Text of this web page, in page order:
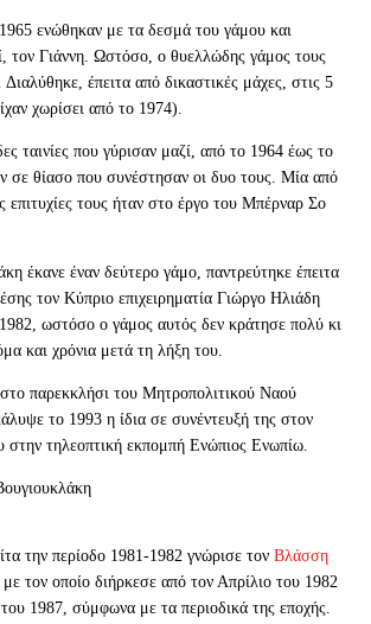
ενώθηκαν με τα δεσμά του γάμου και
τον Γιάννη. Ωστόσο, ο θυελλώδης γάμος τους
έπειτα από δικαστικές μάχες, στις 5
χωρίσει από το 1974).
ταινίες που γύρισαν μαζί, από το 1964 έως το
σε θίασο που συνέστησαν οι δυο τους. Μία από
επιτυχίες τους ήταν στο έργο του Μπέρναρ Σο
έκανε έναν δεύτερο γάμο, παντρεύτηκε έπειτα
τον Κύπριο επιχειρηματία Γιώργο Ηλιάδη
ωστόσο ο γάμος αυτός δεν κράτησε πολύ κι
και χρόνια μετά τη λήξη του.
παρεκκλήσι του Μητροπολιτικού Ναού
το 1993 η ίδια σε συνέντευξή της στον
στην τηλεοπτική εκπομπή Ενώπιος Ενωπίω.
την περίοδο 1981-1982 γνώρισε τον Βλάσση
τον οποίο διήρκεσε από τον Απρίλιο του 1982
1987, σύμφωνα με τα περιοδικά της εποχής.